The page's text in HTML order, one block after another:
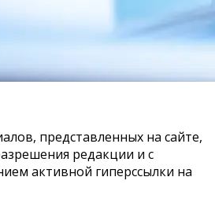
представленных на сайте,
редакции и с
активной гиперссылки на